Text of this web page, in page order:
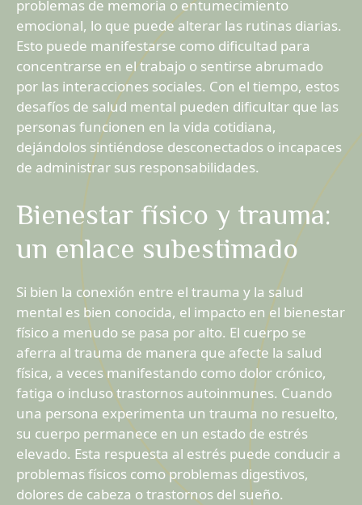
problemas de memoria o entumecimiento
emocional, lo que puede alterar las rutinas diarias.
Esto puede manifestarse como dificultad para
concentrarse en el trabajo o sentirse abrumado
por las interacciones sociales. Con el tiempo, estos
desafíos de salud mental pueden dificultar que las
personas funcionen en la vida cotidiana,
dejándolos sintiéndose desconectados o incapaces
de administrar sus responsabilidades.
Bienestar físico y trauma:
un enlace subestimado
Si bien la conexión entre el trauma y la salud
mental es bien conocida, el impacto en el bienestar
físico a menudo se pasa por alto. El cuerpo se
aferra al trauma de manera que afecte la salud
física, a veces manifestando como dolor crónico,
fatiga o incluso trastornos autoinmunes. Cuando
una persona experimenta un trauma no resuelto,
su cuerpo permanece en un estado de estrés
elevado. Esta respuesta al estrés puede conducir a
problemas físicos como problemas digestivos,
dolores de cabeza o trastornos del sueño.